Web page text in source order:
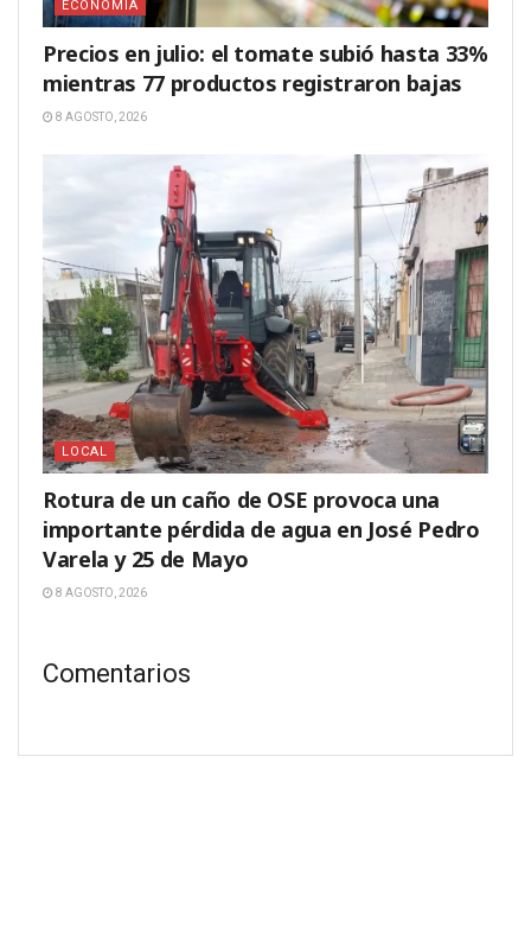
ECONOMÍA
Precios en julio: el tomate subió hasta 33%
mientras 77 productos registraron bajas
8 AGOSTO, 2026
LOCAL
Rotura de un caño de OSE provoca una
importante pérdida de agua en José Pedro
Varela y 25 de Mayo
8 AGOSTO, 2026
Comentarios